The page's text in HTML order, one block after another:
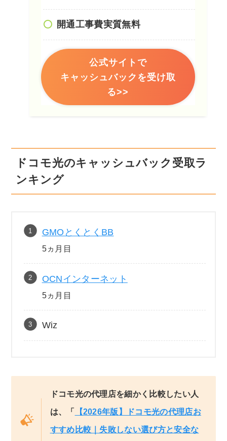
開通工事費実質無料
公式サイトで
キャッシュバックを受け取
る>>
ドコモ光のキャッシュバック受取ラ
ンキング
GMOとくとくBB
5ヵ月目
OCNインターネット
5ヵ月目
Wiz
ドコモ光の代理店を細かく比較したい人
は、「 【2026年版】ドコモ光の代理店お
すすめ比較｜失敗しない選び方と安全な